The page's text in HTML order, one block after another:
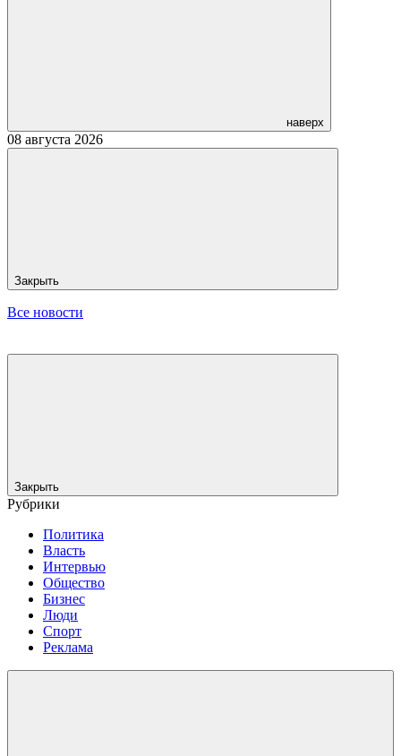
наверх
08 августа 2026
Закрыть
Все новости
Закрыть
Рубрики
Политика
Власть
Интервью
Общество
Бизнес
Люди
Спорт
Реклама